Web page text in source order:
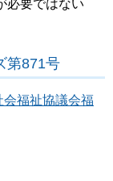
必要ではない
第871号
会福祉協議会福